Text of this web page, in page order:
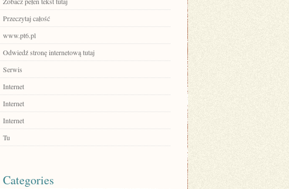
Przeczytaj całość
www.pt6.pl
Odwiedź stronę internetową tutaj
Serwis
Internet
Internet
Internet
Tu
Categories